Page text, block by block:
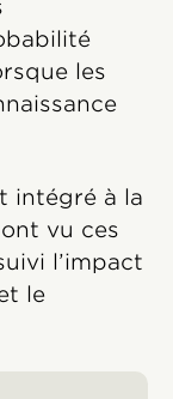
les
intégré à la
vu ces
l’impact
le